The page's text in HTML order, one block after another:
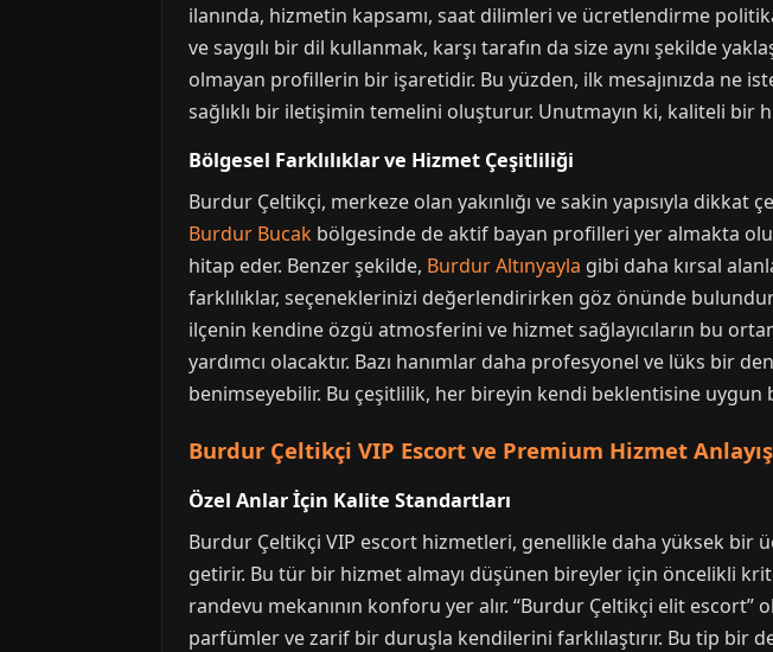
ilanında, hizmetin kapsamı, saat dilimleri ve ücretlendirme
ve saygılı bir dil kullanmak, karşı tarafın da size aynı şekilde
olmayan profillerin bir işaretidir. Bu yüzden, ilk mesajınızda ne
sağlıklı bir iletişimin temelini oluşturur. Unutmayın ki, kaliteli bir
Bölgesel Farklılıklar ve Hizmet Çeşitliliği
Burdur Çeltikçi, merkeze olan yakınlığı ve sakin yapısıyla
Burdur Bucak bölgesinde de aktif bayan profilleri yer almakta
hitap eder. Benzer şekilde, Burdur Altınyayla gibi daha kırsal
farklılıklar, seçeneklerinizi değerlendirirken göz önünde
ilçenin kendine özgü atmosferini ve hizmet sağlayıcıların bu
yardımcı olacaktır. Bazı hanımlar daha profesyonel ve lüks bir
benimseyebilir. Bu çeşitlilik, her bireyin kendi beklentisine uygun
Burdur Çeltikçi VIP Escort ve Premium Hizmet
Özel Anlar İçin Kalite Standartları
Burdur Çeltikçi VIP escort hizmetleri, genellikle daha yüksek bir
getirir. Bu tür bir hizmet almayı düşünen bireyler için öncelikli
randevu mekanının konforu yer alır. “Burdur Çeltikçi elit
parfümler ve zarif bir duruşla kendilerini farklılaştırır. Bu tip bir